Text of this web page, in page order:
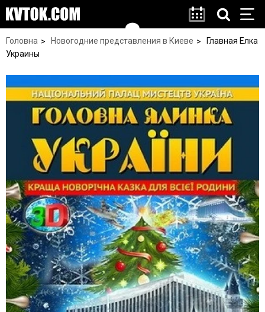
Головна Новогодние представления в Киеве
Главная Елка
Украины